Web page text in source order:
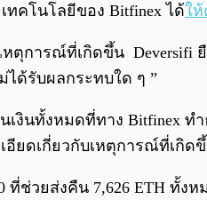
ทคโนโลยีของ Bitfinex ได้ใ
หตุการณ์ที่เกิดขึ้น
ด้รับผลกระทบใด ๆ ”
งินทั้งหมดที่ทาง Bitfinex ท
ยดเกี่ยวกับเหตุการณ์ที่เกิด
ช่วยส่งคืน 7,626 ETH ทั้ง